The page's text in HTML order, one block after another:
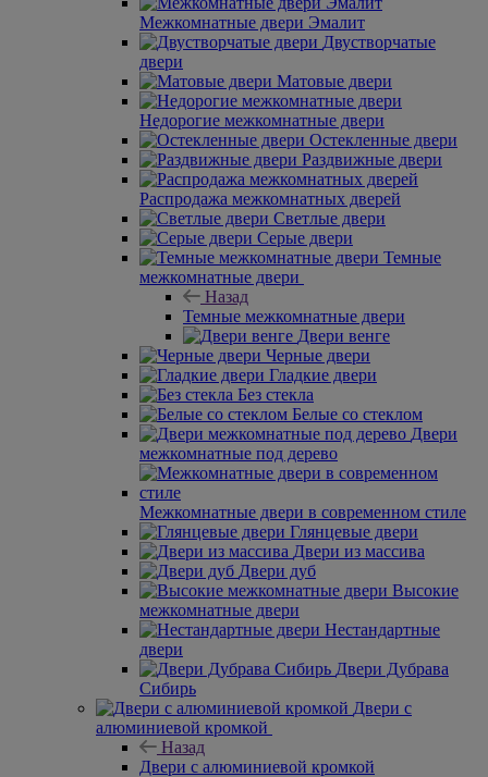
Межкомнатные двери Эмалит
Двустворчатые
двери
Матовые двери
Недорогие межкомнатные двери
Остекленные двери
Раздвижные двери
Распродажа межкомнатных дверей
Светлые двери
Серые двери
Темные
межкомнатные двери
Назад
Темные межкомнатные двери
Двери венге
Черные двери
Гладкие двери
Без стекла
Белые со стеклом
Двери
межкомнатные под дерево
Межкомнатные двери в современном стиле
Глянцевые двери
Двери из массива
Двери дуб
Высокие
межкомнатные двери
Нестандартные
двери
Двери Дубрава
Сибирь
Двери с
алюминиевой кромкой
Назад
Двери с алюминиевой кромкой